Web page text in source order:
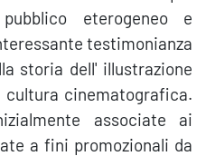
eterogeneo e
testimonianza
storia dell' illustrazione
cultura cinematografica.
associate ai
a fini promozionali da